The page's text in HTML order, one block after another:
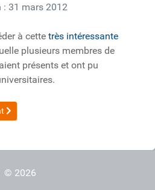
: 31 mars 2012
à cette très intéressante
plusieurs membres de
présents et ont pu
du littoral
: 2010_ULCO_Hequette_Les
© 2026